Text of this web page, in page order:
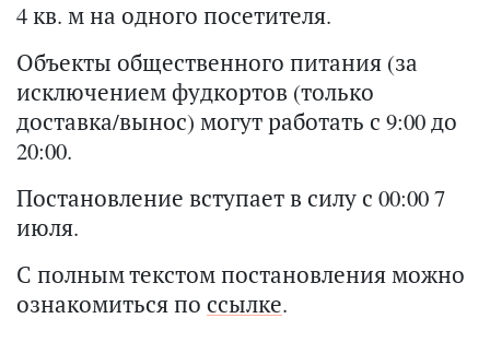
4 кв. м на одного посетителя.
Объекты общественного питания (за
исключением фудкортов (только
доставка/вынос) могут работать с 9:00 до
20:00.
Постановление вступает в силу с 00:00 7
июля.
С полным текстом постановления можно
ознакомиться по ссылке.